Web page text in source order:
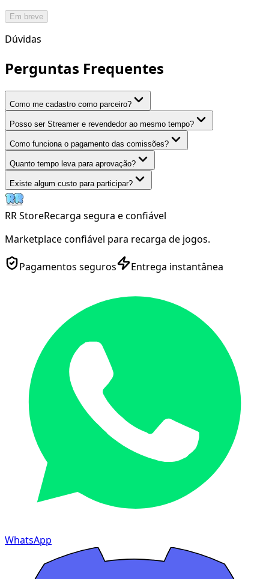
Em breve
Dúvidas
Perguntas Frequentes
Como me cadastro como parceiro?
Posso ser Streamer e revendedor ao mesmo tempo?
Como funciona o pagamento das comissões?
Quanto tempo leva para aprovação?
Existe algum custo para participar?
RR StoreRecarga segura e confiável
Marketplace confiável para recarga de jogos.
Pagamentos seguros Entrega instantânea
WhatsApp